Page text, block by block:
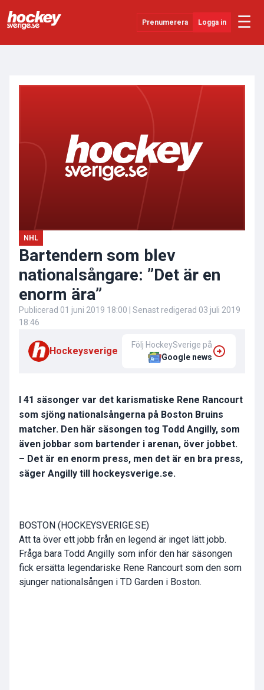
Prenumerera Logga in ☰
NHL
Bartendern som blev
nationalsångare: ”Det är en
enorm ära”
Publicerad 01 juni 2019 18:00 | Senast redigerad 03 juli 2019
18:46
Hockeysverige
Följ HockeySverige på
Google news
I 41 säsonger var det karismatiske Rene Rancourt
som sjöng nationalsångerna på Boston Bruins
matcher. Den här säsongen tog Todd Angilly, som
även jobbar som bartender i arenan, över jobbet.
– Det är en enorm press, men det är en bra press,
säger Angilly till hockeysverige.se.
BOSTON (HOCKEYSVERIGE.SE)
Att ta över ett jobb från en legend är inget lätt jobb.
Fråga bara Todd Angilly som inför den här säsongen
fick ersätta legendariske Rene Rancourt som den som
sjunger nationalsången i TD Garden i Boston.